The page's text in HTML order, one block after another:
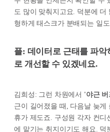
도 많이 맞춰지고요. 덕분에
형하게 태스크가 분배되는 일
플: 데이터로 근태를 파
로 개선할 수 있겠네요.
김희성: 그런 차원에서 '야근 버
근이 길어졌을 때, 다음날 늦게
휴가 제도죠. 구성원 각자 컨
에 맡기는 취지이기도 해요. 덕